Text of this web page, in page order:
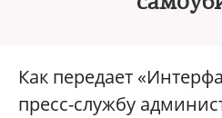
Как передает
пресс-службу